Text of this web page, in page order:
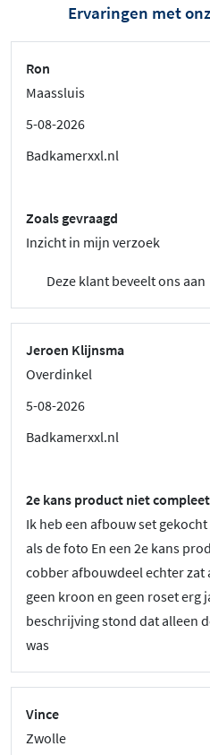
Ervaringen met
Ron
Maassluis
5-08-2026
Badkamerxxl.nl
Zoals gevraagd
Inzicht in mijn verzoek
Deze klant beveelt ons aan
Jeroen Klijnsma
Overdinkel
5-08-2026
Badkamerxxl.nl
2e kans product niet compleet
Ik heb een afbouw set
als de foto En een 2e kans
cobber afbouwdeel echter zat
geen kroon en geen roset erg
beschrijving stond dat alleen
was
Vince
Zwolle